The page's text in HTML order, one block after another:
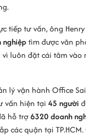
tiếp tư vấn, ông
nghiệptìm được văn
luôn đặt cái tâm vào
lý vận hành Office
vấn hiện tại 45 người
hỗ trợ6320 doanh
các quận tại